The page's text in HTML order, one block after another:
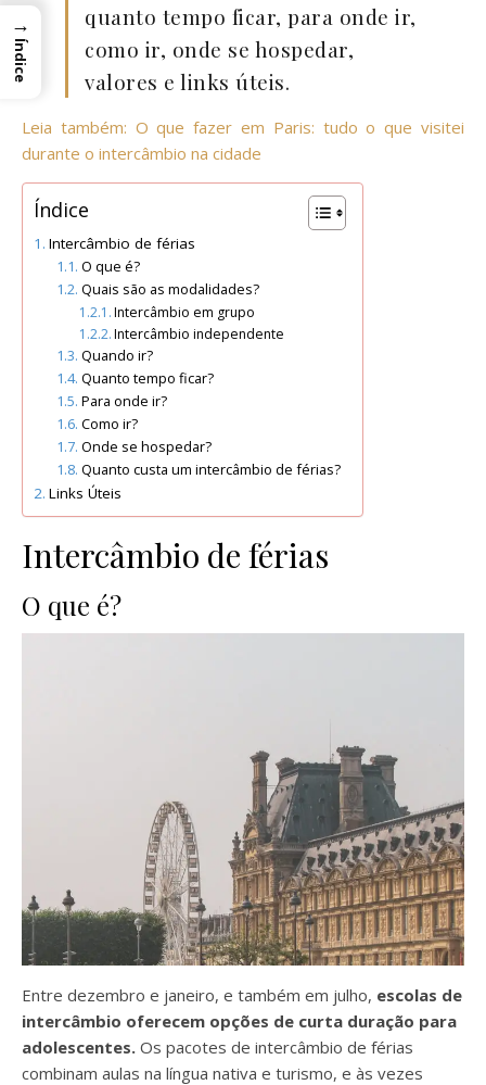
quanto tempo ficar, para onde ir,
como ir, onde se hospedar,
valores e links úteis.
Leia também: O que fazer em Paris: tudo o que visitei
durante o intercâmbio na cidade
Índice
Intercâmbio de férias
O que é?
Quais são as modalidades?
Intercâmbio em grupo
Intercâmbio independente
Quando ir?
Quanto tempo ficar?
Para onde ir?
Como ir?
Onde se hospedar?
Quanto custa um intercâmbio de férias?
Links Úteis
Intercâmbio de férias
O que é?
Entre dezembro e janeiro, e também em julho, escolas de
intercâmbio oferecem opções de curta duração para
adolescentes. Os pacotes de intercâmbio de férias
combinam aulas na língua nativa e turismo, e às vezes
→
Índice